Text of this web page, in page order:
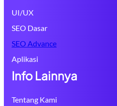
UI/UX
SEO Dasar
SEO Advance
Aplikasi
Info Lainnya
Tentang Kami